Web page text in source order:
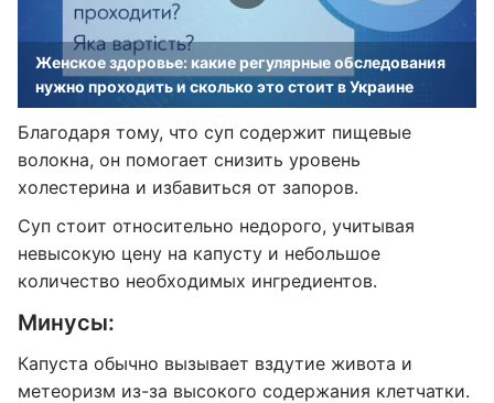
Женское здоровье: какие регулярные обследования
нужно проходить и сколько это стоит в Украине
Благодаря тому, что суп содержит пищевые
волокна, он помогает снизить уровень
холестерина и избавиться от запоров.
Суп стоит относительно недорого, учитывая
невысокую цену на капусту и небольшое
количество необходимых ингредиентов.
Минусы:
Капуста обычно вызывает вздутие живота и
метеоризм из-за высокого содержания клетчатки.